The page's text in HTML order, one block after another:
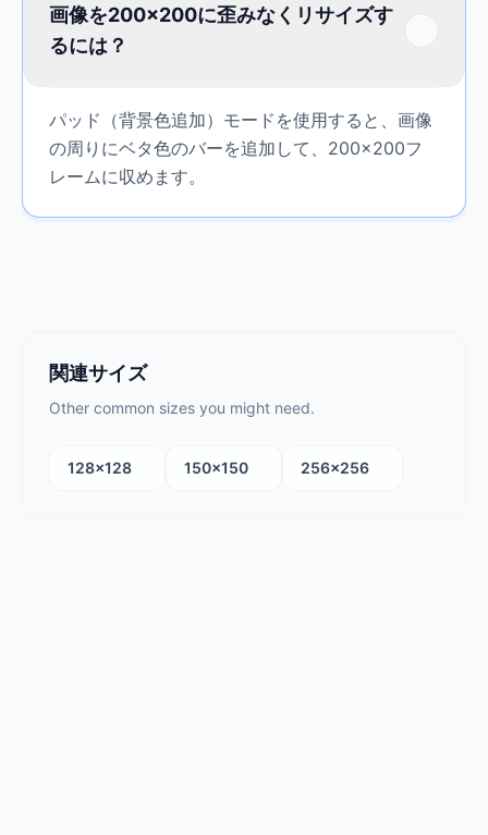
画像を200×200に歪みなくリサイズす
るには？
パッド（背景色追加）モードを使用すると、画像
の周りにベタ色のバーを追加して、200×200フ
レームに収めます。
関連サイズ
Other common sizes you might need.
128×128 150×150 256×256